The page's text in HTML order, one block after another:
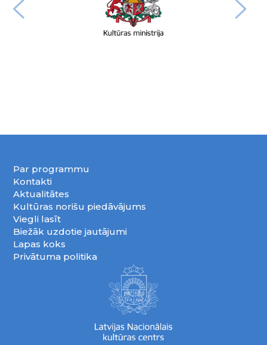
Par programmu
Kontakti
Aktualitātes
Kultūras norišu piedāvājums
Viegli lasīt
Biežāk uzdotie jautājumi
Lapas koks
Privātuma politika